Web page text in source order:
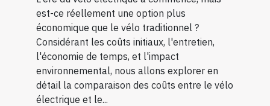
est-ce réellement une option plus
économique que le vélo traditionnel ?
Considérant les coûts initiaux, l'entretien,
l'économie de temps, et l'impact
environnemental, nous allons explorer en
détail la comparaison des coûts entre le vélo
électrique et le...